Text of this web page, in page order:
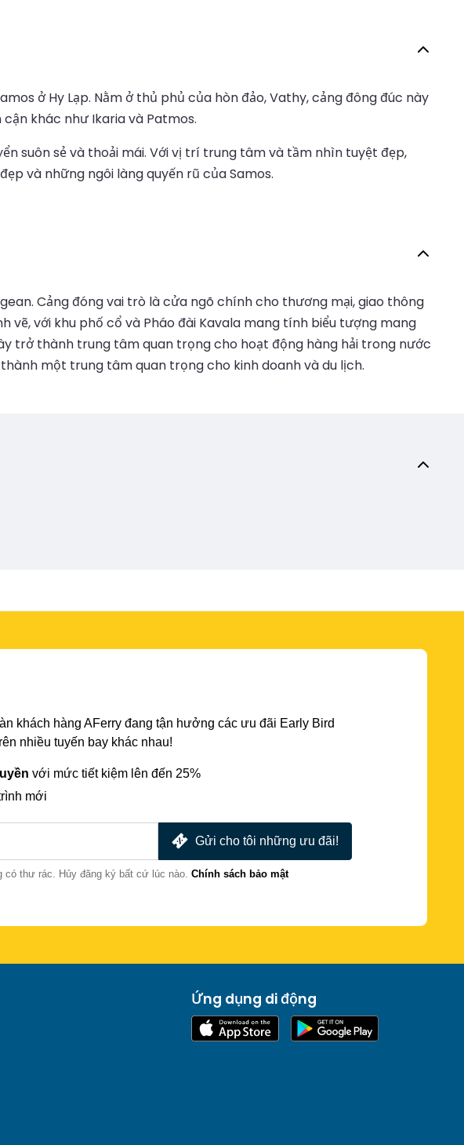
ở Hy Lạp. Nằm ở thủ phủ của hòn đảo, Vathy, cảng đông đúc này
khác như Ikaria và Patmos.
suôn sẻ và thoải mái. Với vị trí trung tâm và tầm nhìn tuyệt đẹp,
và những ngôi làng quyến rũ của Samos.
Cảng đóng vai trò là cửa ngõ chính cho thương mại, giao thông
vẽ, với khu phố cổ và Pháo đài Kavala mang tính biểu tượng mang
trở thành trung tâm quan trọng cho hoạt động hàng hải trong nước
một trung tâm quan trọng cho kinh doanh và du lịch.
khách hàng AFerry đang tận hưởng các ưu đãi Early Bird
nhiều tuyến bay khác nhau!
với mức tiết kiệm lên đến 25%
mới
Gửi cho tôi những ưu đãi!
thư rác. Hủy đăng ký bất cứ lúc nào. Chính sách bảo mật
Ứng dụng di động